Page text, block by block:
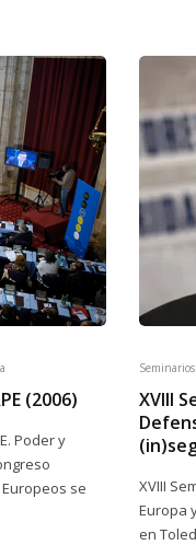
(2006)
Poder y
se
Seminarios
XVIII
XVIII
Europa
en